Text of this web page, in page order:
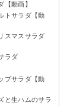
【動画】
トサラダ【動
スマスサラダ
ラダ
プサラダ【動
と生ハムのサラ